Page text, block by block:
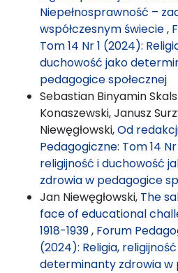
Niepełnosprawność –
współczesnym świecie,
Tom 14 Nr 1 (2024):
duchowość jako
pedagogice społecznej
Sebastian Binyamin
Konaszewski, Janusz
Niewęgłowski,Od
Pedagogiczne: Tom 14
religijność i duchowość
zdrowia w pedagogice
Jan Niewęgłowski, The
face of educational
1918-1939, Forum
(2024): Religia,
determinanty zdrowia w